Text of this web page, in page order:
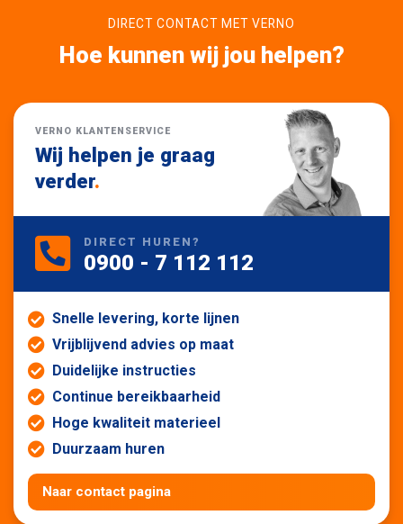
DIRECT CONTACT MET VERNO
Hoe kunnen wij jou helpen?
VERNO KLANTENSERVICE
Wij helpen je graag
verder.
DIRECT HUREN?
0900 - 7 112 112
Snelle levering, korte lijnen
Vrijblijvend advies op maat
Duidelijke instructies
Continue bereikbaarheid
Hoge kwaliteit materieel
Duurzaam huren
Naar contact pagina